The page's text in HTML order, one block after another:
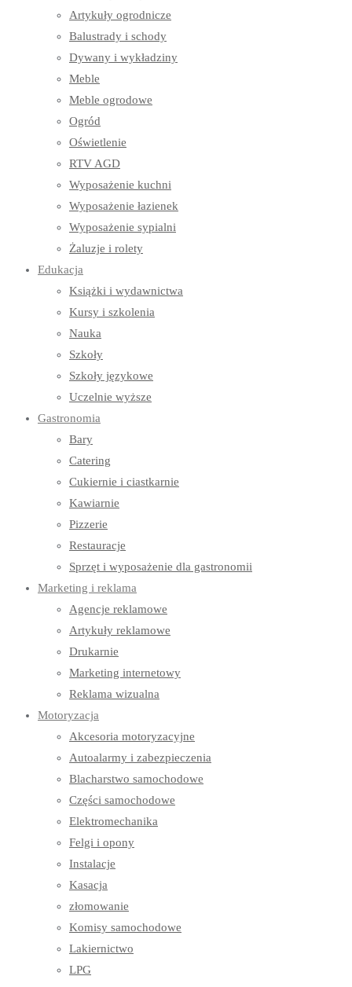
Artykuły ogrodnicze
Balustrady i schody
Dywany i wykładziny
Meble
Meble ogrodowe
Ogród
Oświetlenie
RTV AGD
Wyposażenie kuchni
Wyposażenie łazienek
Wyposażenie sypialni
Żaluzje i rolety
Edukacja
Książki i wydawnictwa
Kursy i szkolenia
Nauka
Szkoły
Szkoły językowe
Uczelnie wyższe
Gastronomia
Bary
Catering
Cukiernie i ciastkarnie
Kawiarnie
Pizzerie
Restauracje
Sprzęt i wyposażenie dla gastronomii
Marketing i reklama
Agencje reklamowe
Artykuły reklamowe
Drukarnie
Marketing internetowy
Reklama wizualna
Motoryzacja
Akcesoria motoryzacyjne
Autoalarmy i zabezpieczenia
Blacharstwo samochodowe
Części samochodowe
Elektromechanika
Felgi i opony
Instalacje
Kasacja
złomowanie
Komisy samochodowe
Lakiernictwo
LPG